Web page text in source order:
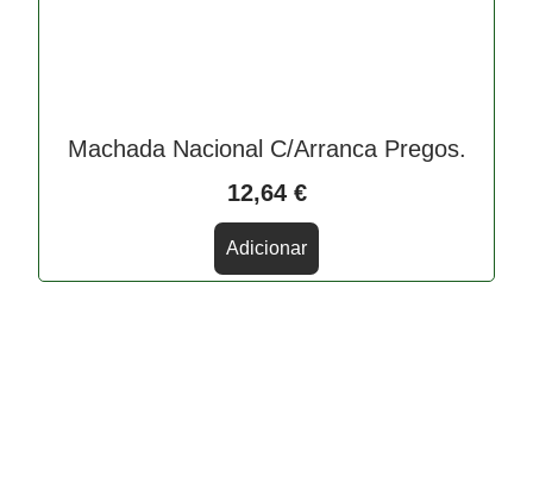
Machada Nacional C/Arranca Pregos.
12,64 €
Adicionar